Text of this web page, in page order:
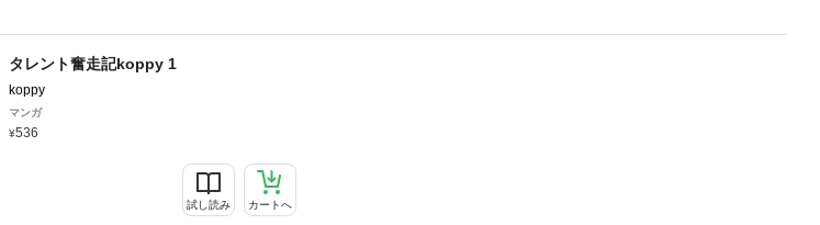
タレント奮走記koppy 1
koppy
マンガ
536
試し読み カートへ